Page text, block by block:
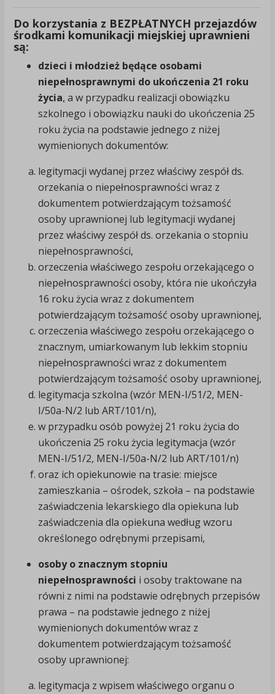
Do korzystania z BEZPŁATNYCH przejazdów
środkami komunikacji miejskiej uprawnieni
są:
dzieci i młodzież będące osobami
niepełnosprawnymi do ukończenia 21 roku
życia, a w przypadku realizacji obowiązku
szkolnego i obowiązku nauki do ukończenia 25
roku życia na podstawie jednego z niżej
wymienionych dokumentów:
legitymacji wydanej przez właściwy zespół ds.
orzekania o niepełnosprawności wraz z
dokumentem potwierdzającym tożsamość
osoby uprawnionej lub legitymacji wydanej
przez właściwy zespół ds. orzekania o stopniu
niepełnosprawności,
orzeczenia właściwego zespołu orzekającego o
niepełnosprawności osoby, która nie ukończyła
16 roku życia wraz z dokumentem
potwierdzającym tożsamość osoby uprawnionej,
orzeczenia właściwego zespołu orzekającego o
znacznym, umiarkowanym lub lekkim stopniu
niepełnosprawności wraz z dokumentem
potwierdzającym tożsamość osoby uprawnionej,
legitymacja szkolna (wzór MEN-I/51/2, MEN-
I/50a-N/2 lub ART/101/n),
w przypadku osób powyżej 21 roku życia do
ukończenia 25 roku życia legitymacja (wzór
MEN-I/51/2, MEN-I/50a-N/2 lub ART/101/n)
oraz ich opiekunowie na trasie: miejsce
zamieszkania – ośrodek, szkoła – na podstawie
zaświadczenia lekarskiego dla opiekuna lub
zaświadczenia dla opiekuna według wzoru
określonego odrębnymi przepisami,
osoby o znacznym stopniu
niepełnosprawności i osoby traktowane na
równi z nimi na podstawie odrębnych przepisów
prawa – na podstawie jednego z niżej
wymienionych dokumentów wraz z
dokumentem potwierdzającym tożsamość
osoby uprawnionej:
legitymacja z wpisem właściwego organu o